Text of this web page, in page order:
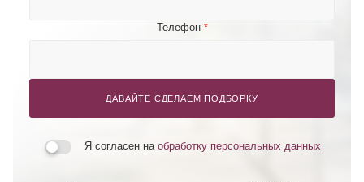
Телефон *
ДАВАЙТЕ СДЕЛАЕМ ПОДБОРКУ
Я согласен на обработку персональных данных